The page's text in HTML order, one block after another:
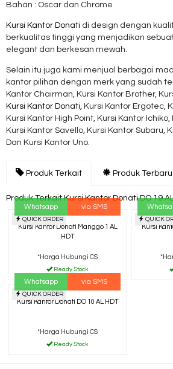
Bahan : Oscar dan Chrome
Kursi Kantor Donati di design dengan
berkualitas tinggi yang menjadikan
elegant dan berkesan mewah.
Selain itu juga kami menjual berbagai
kantor pilihan dengan merk yang sudah
Kantor Chairman, Kursi Kantor Brother,
Kursi Kantor Donati, Kursi Kantor Ergotec,
Kursi Kantor High Point, Kursi Kantor
Kursi Kantor Savello, Kursi Kantor Subaru,
Dan Kursi Kantor Uno.
Produk Terkait Produk Terbaru
Produk Terkait Kursi Kantor Donati DO 19
QUICK ORDER
Whatsapp via SMS
Kursi Kantor Donati Manggo 1 AL
HDT
*Harga Hubungi CS
Ready Stock
QUICK
Kursi
QUICK ORDER
Whatsapp via SMS
Kursi Kantor Donati DO 10 AL HDT
*Harga Hubungi CS
Ready Stock